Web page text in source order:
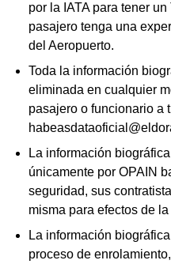
por la IATA para tener
pasajero tenga una
del Aeropuerto.
Toda la información
eliminada en cualquier
pasajero o funcionario a
La información
únicamente por OPAIN
seguridad, sus
misma para efectos de
La información
proceso de